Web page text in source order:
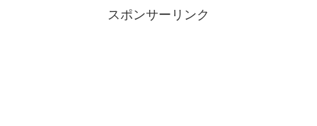
スポンサーリンク